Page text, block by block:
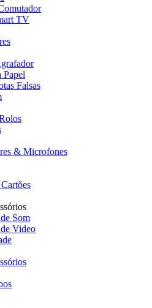
TV
Papel
Falsas
& Microfones
Som
Video